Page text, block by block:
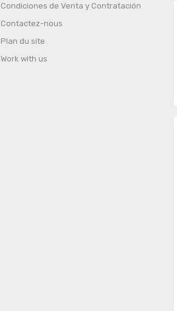
Condiciones de Venta y Contratación
Contactez-nous
Plan du site
Work with us